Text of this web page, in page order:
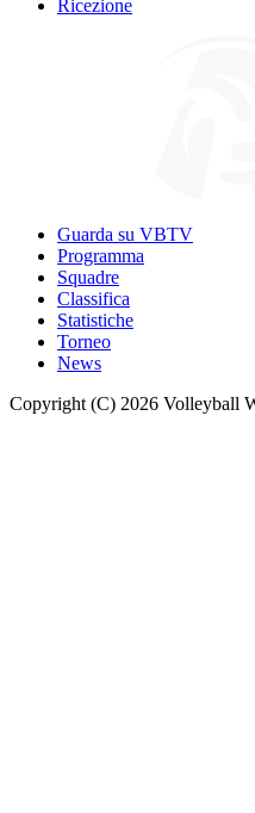
Ricezione
Guarda su VBTV
Programma
Squadre
Classifica
Statistiche
Torneo
News
Copyright (C) 2026 Volleyball